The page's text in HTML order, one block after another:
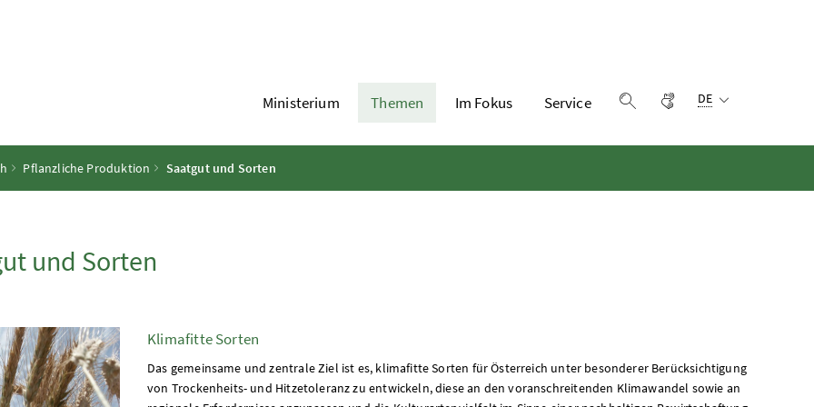
Ministerium Themen Im Fokus
Service
Gebärdensprache
DE
Pflanzliche Produktion Saatgut und Sorten
und Sorten
Klimafitte Sorten
Das gemeinsame und zentrale Ziel ist es, klimafitte Sorten für Österreich unter besonderer Berücksichtigung
von Trockenheits- und Hitzetoleranz zu entwickeln, diese an den voranschreitenden Klimawandel sowie an